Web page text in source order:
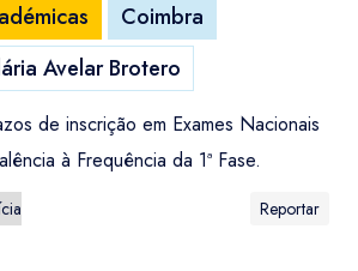
Coimbra
Avelar Brotero
de inscrição em Exames Nacionais
à Frequência da 1ª Fase.
Reportar